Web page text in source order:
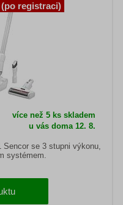
více než 5 ks skladem
u vás doma 12. 8.
se 3 stupni výkonu,
systémem.
registraci)